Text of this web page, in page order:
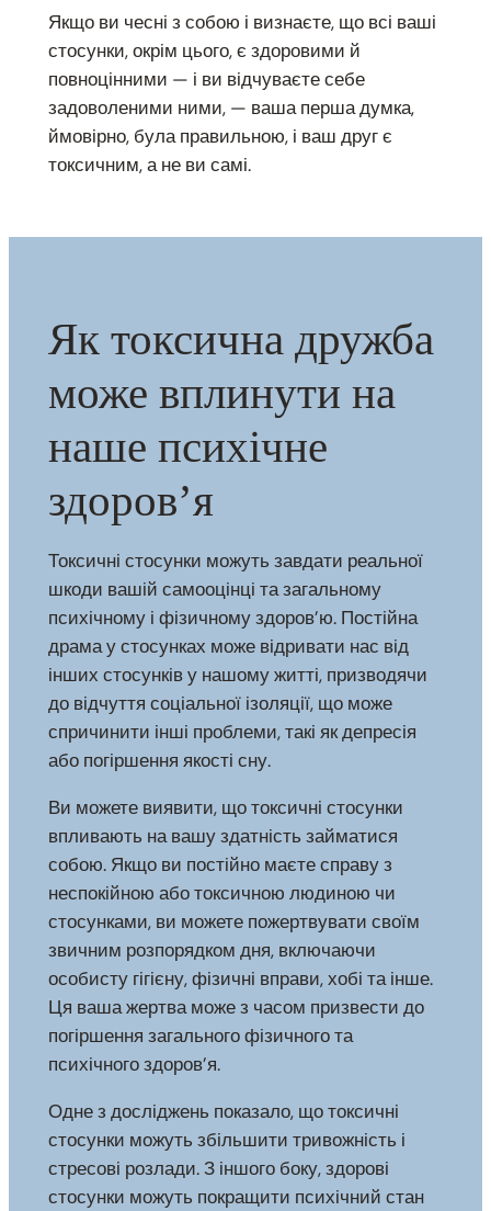
Якщо ви чесні з собою і визнаєте, що всі ваші
стосунки, окрім цього, є здоровими й
повноцінними — і ви відчуваєте себе
задоволеними ними, — ваша перша думка,
ймовірно, була правильною, і ваш друг є
токсичним, а не ви самі.
Як токсична дружба
може вплинути на
наше психічне
здоров’я
Токсичні стосунки можуть завдати реальної
шкоди вашій самооцінці та загальному
психічному і фізичному здоров’ю. Постійна
драма у стосунках може відривати нас від
інших стосунків у нашому житті, призводячи
до відчуття соціальної ізоляції, що може
спричинити інші проблеми, такі як депресія
або погіршення якості сну.
Ви можете виявити, що токсичні стосунки
впливають на вашу здатність займатися
собою. Якщо ви постійно маєте справу з
неспокійною або токсичною людиною чи
стосунками, ви можете пожертвувати своїм
звичним розпорядком дня, включаючи
особисту гігієну, фізичні вправи, хобі та інше.
Ця ваша жертва може з часом призвести до
погіршення загального фізичного та
психічного здоров’я.
Одне з досліджень показало, що токсичні
стосунки можуть збільшити тривожність і
стресові розлади. З іншого боку, здорові
стосунки можуть покращити психічний стан